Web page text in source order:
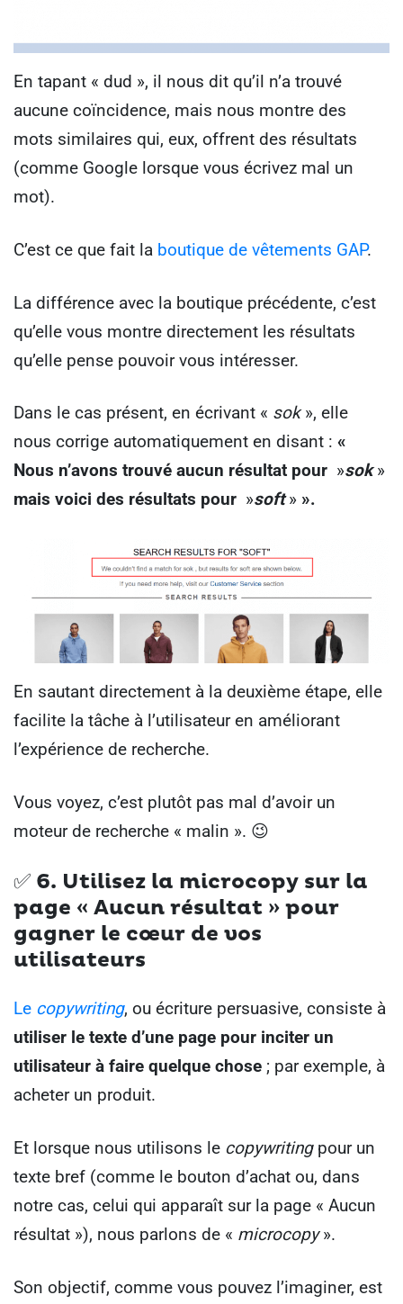
En tapant « dud », il nous dit qu’il n’a trouvé
aucune coïncidence, mais nous montre des
mots similaires qui, eux, offrent des résultats
(comme Google lorsque vous écrivez mal un
mot).
C’est ce que fait la boutique de vêtements GAP.
La différence avec la boutique précédente, c’est
qu’elle vous montre directement les résultats
qu’elle pense pouvoir vous intéresser.
Dans le cas présent, en écrivant « sok», elle
nous corrige automatiquement en disant : «
Nous n’avons trouvé aucun résultat pour »sok»
mais voici des résultats pour »soft» ».
En sautant directement à la deuxième étape, elle
facilite la tâche à l’utilisateur en améliorant
l’expérience de recherche.
Vous voyez, c’est plutôt pas mal d’avoir un
moteur de recherche « malin ». 😉
✅ 6. Utilisez la microcopy sur la
page « Aucun résultat » pour
gagner le cœur de vos
utilisateurs
Le copywriting, ou écriture persuasive, consiste à
utiliser le texte d’une page pour inciter un
utilisateur à faire quelque chose ; par exemple, à
acheter un produit.
Et lorsque nous utilisons le copywriting pour un
texte bref (comme le bouton d’achat ou, dans
notre cas, celui qui apparaît sur la page « Aucun
résultat »), nous parlons de « microcopy».
Son objectif, comme vous pouvez l’imaginer, est